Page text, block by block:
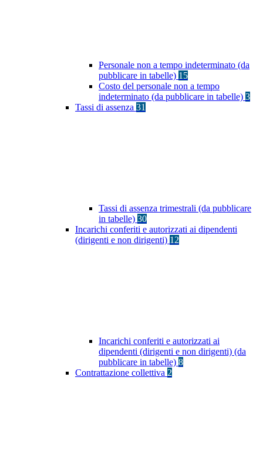
Personale non a tempo indeterminato (da
pubblicare in tabelle) 15
Costo del personale non a tempo
indeterminato (da pubblicare in tabelle) 3
Tassi di assenza 31
Tassi di assenza trimestrali (da pubblicare
in tabelle) 30
Incarichi conferiti e autorizzati ai dipendenti
(dirigenti e non dirigenti) 12
Incarichi conferiti e autorizzati ai
dipendenti (dirigenti e non dirigenti) (da
pubblicare in tabelle) 8
Contrattazione collettiva 2